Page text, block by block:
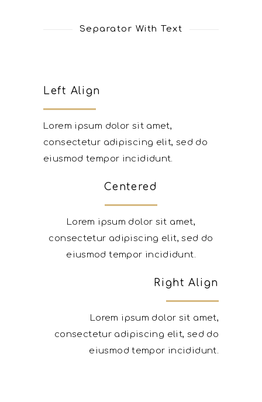
Separator With Text
Left Align
Lorem ipsum dolor sit amet,
consectetur adipiscing elit, sed do
eiusmod tempor incididunt.
Centered
Lorem ipsum dolor sit amet,
consectetur adipiscing elit, sed do
eiusmod tempor incididunt.
Right Align
Lorem ipsum dolor sit amet,
consectetur adipiscing elit, sed do
eiusmod tempor incididunt.